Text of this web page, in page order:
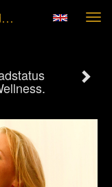
Louis Drent - Portret Voor Cazand, Badstatus Fotoproductie, Spa En Wellness.